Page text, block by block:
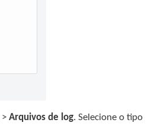
>Arquivos de log. Selecione o tipo